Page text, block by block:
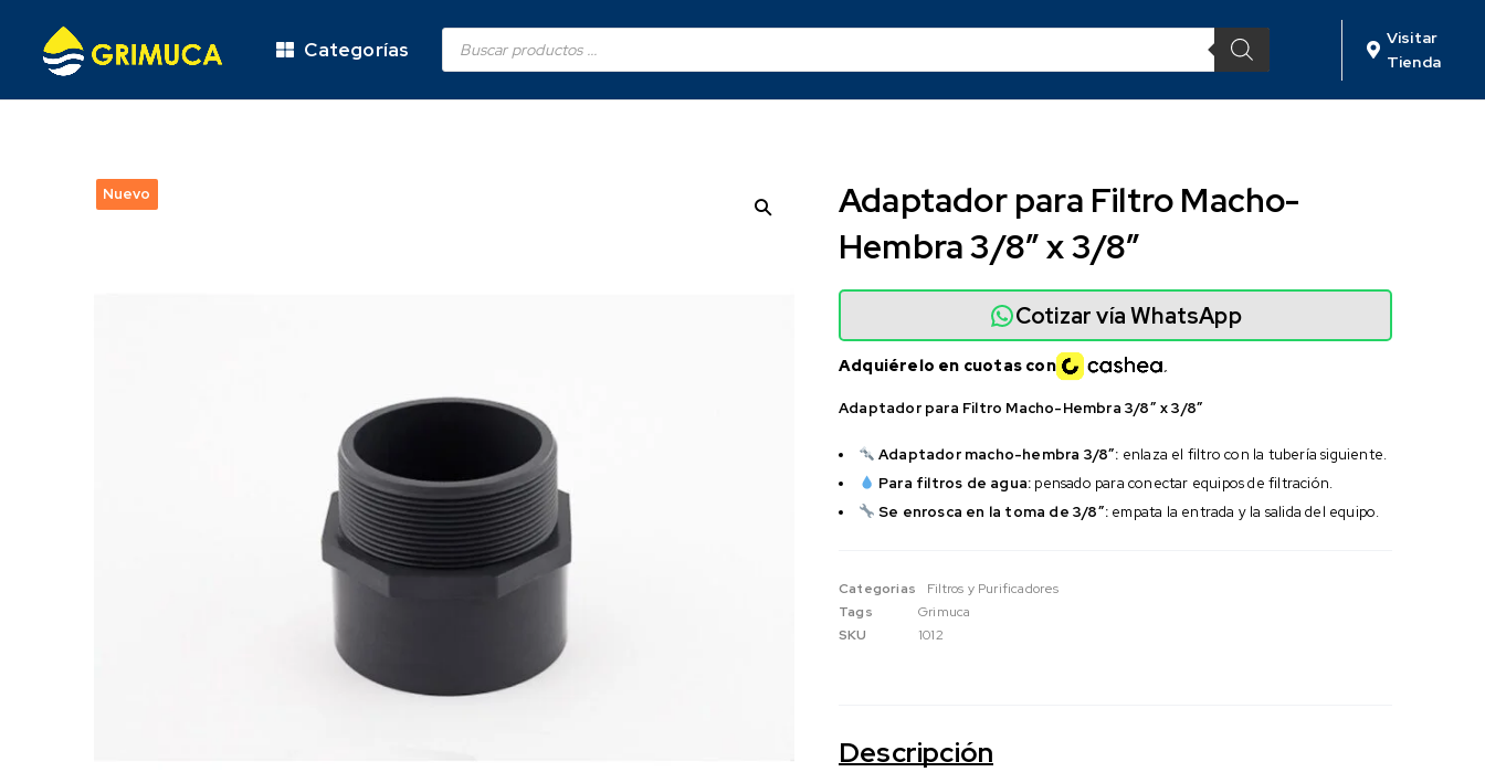
Categorías
Visitar
Tienda
Nuevo
Adaptador para Filtro Macho-
Hembra 3/8″ x 3/8″
Adaptador para Filtro Macho-Hembra 3/8″ x 3/8″
Adaptador macho-hembra 3/8″: enlaza el filtro con la tubería siguiente.
Para filtros de agua: pensado para conectar equipos de filtración.
Se enrosca en la toma de 3/8″: empata la entrada y la salida del equipo.
Cotizar vía WhatsApp
Adquiérelo en cuotas con
Categorias
Filtros y Purificadores
Tags
Grimuca
SKU
1012
Descripción